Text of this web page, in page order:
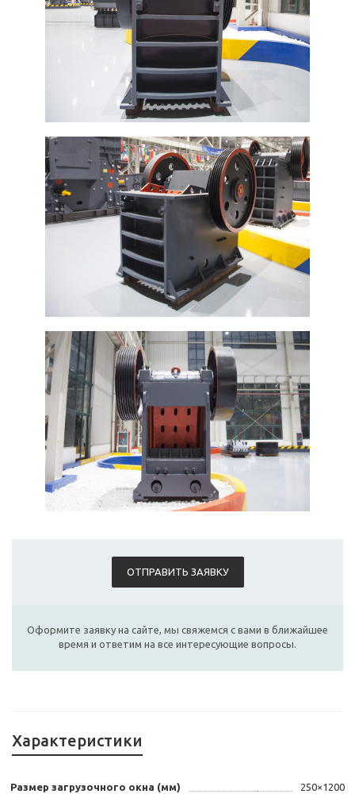
ОТПРАВИТЬ ЗАЯВКУ
Оформите заявку на сайте, мы свяжемся с вами в ближайшее
время и ответим на все интересующие вопросы.
Характеристики
Размер загрузочного окна (мм) 250×1200